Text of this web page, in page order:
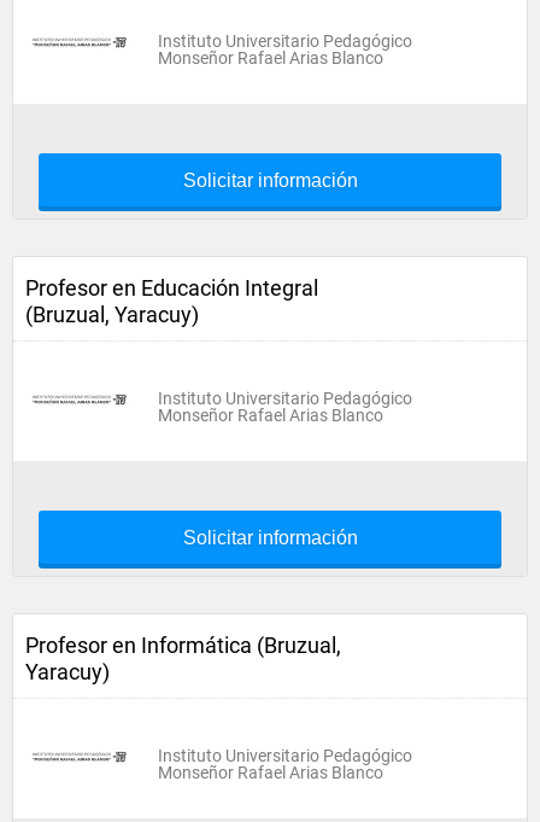
Instituto Universitario Pedagógico
Monseñor Rafael Arias Blanco
Solicitar información
Profesor en Educación Integral
(Bruzual, Yaracuy)
Instituto Universitario Pedagógico
Monseñor Rafael Arias Blanco
Solicitar información
Profesor en Informática (Bruzual,
Yaracuy)
Instituto Universitario Pedagógico
Monseñor Rafael Arias Blanco